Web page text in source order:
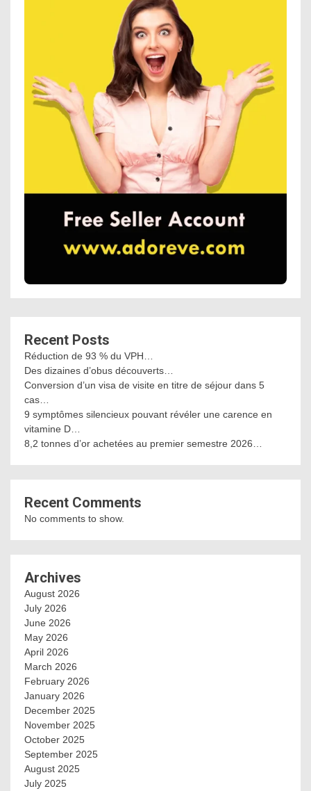
Recent Posts
Réduction de 93 % du VPH…
Des dizaines d’obus découverts…
Conversion d’un visa de visite en titre de séjour dans 5
cas…
9 symptômes silencieux pouvant révéler une carence en
vitamine D…
8,2 tonnes d’or achetées au premier semestre 2026…
Recent Comments
No comments to show.
Archives
August 2026
July 2026
June 2026
May 2026
April 2026
March 2026
February 2026
January 2026
December 2025
November 2025
October 2025
September 2025
August 2025
July 2025